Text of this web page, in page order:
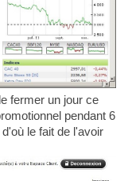
fermer un jour ce
pendant 6
le fait de l'avoir